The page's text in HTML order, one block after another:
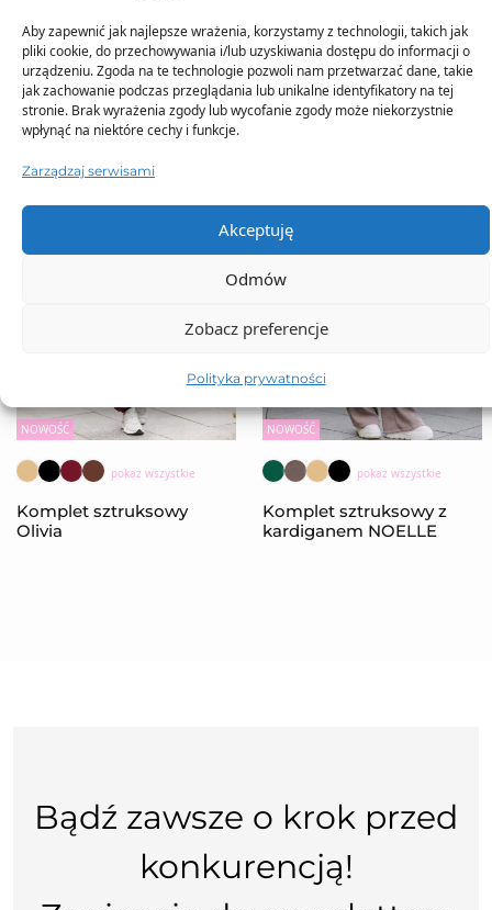
Aby zapewnić jak najlepsze wrażenia, korzystamy z technologii, takich jak
pliki cookie, do przechowywania i/lub uzyskiwania dostępu do informacji o
urządzeniu. Zgoda na te technologie pozwoli nam przetwarzać dane, takie
jak zachowanie podczas przeglądania lub unikalne identyfikatory na tej
stronie. Brak wyrażenia zgody lub wycofanie zgody może niekorzystnie
wpłynąć na niektóre cechy i funkcje.
Zarządzaj serwisami
Akceptuję
Odmów
Zobacz preferencje
Polityka prywatności
NOWOŚĆ
pokaż wszystkie
Komplet sztruksowy
Olivia
NOWOŚĆ
pokaż wszystkie
Komplet sztruksowy z
kardiganem NOELLE
Bądź zawsze o krok przed
konkurencją!